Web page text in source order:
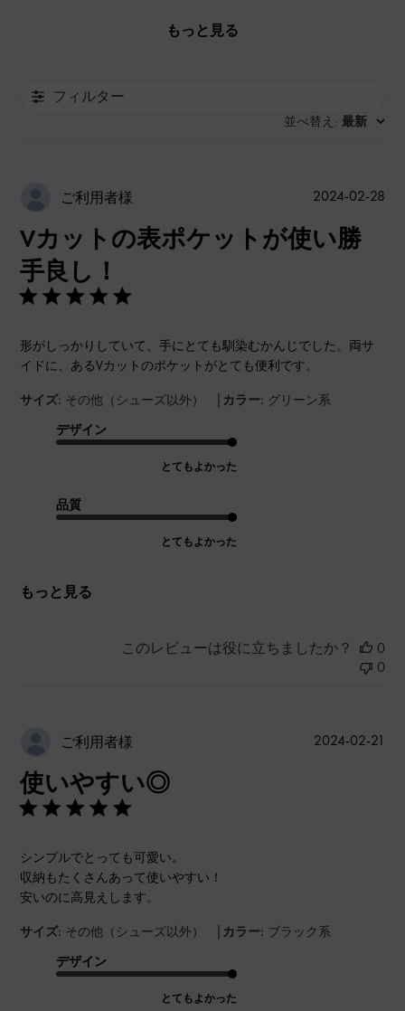
もっと見る
フィルター
並べ替え : 最新
ご利用者様
Vカットの表ポケットが使い勝
手良し！
形がしっかりしていて、手にとても馴染むかんじでした。両サ
イドに、あるVカットのポケットがとても便利です。
サイズ: その他（シューズ以外） | カラー: グリーン系
デザイン
とてもよかった
品質
とてもよかった
もっと見る
公
2024-02-28
このレビューは役に立ちましたか？
0
0
ご利用者様
使いやすい◎
シンプルでとっても可愛い。
収納もたくさんあって使いやすい！
安いのに高見えします。
サイズ: その他（シューズ以外） | カラー: ブラック系
デザイン
とてもよかった
2024-02-21